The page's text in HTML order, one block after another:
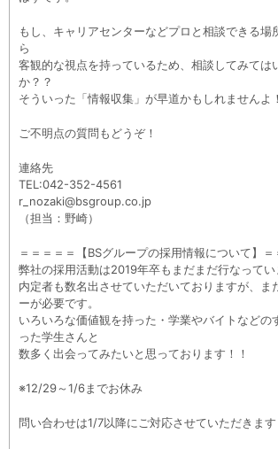
もし、キャリアセンターなどプロと相談できる場
ら
客観的な視点を持っているため、相談してみては
か？？
そういった「情報収集」が早道かもしれませんよ
ご不明点の質問もどうぞ！
連絡先
TEL:042-352-4561
r_nozaki@bsgroup.co.jp
（担当：野崎）
＝＝＝＝＝【BSグループの採用情報について】＝
弊社の採用活動は2019年卒もまだまだ行なってい
内定者も数名出させていただいておりますが、ま
ーが必要です。
いろいろな価値観を持った・学業やバイトなどの
った学生さんと
数多く出会ってみたいと思っております！！
※12/29～1/6までお休み
問い合わせは1/7以降にご対応させていただきます